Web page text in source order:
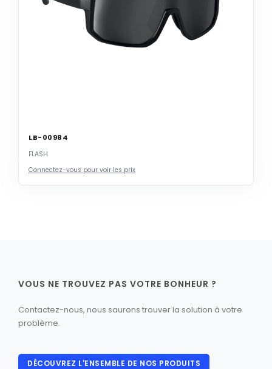
LB-00984
FLASH
Connectez-vous pour voir les prix
VOUS NE TROUVEZ PAS VOTRE BONHEUR ?
Contactez-nous, nous saurons trouver la solution à votre
problème.
DÉCOUVREZ L'ENSEMBLE DE NOS PRODUITS